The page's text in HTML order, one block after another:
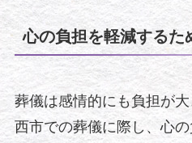
心の負担を軽減するた
葬儀は感情的にも負担が
西市での葬儀に際し、心